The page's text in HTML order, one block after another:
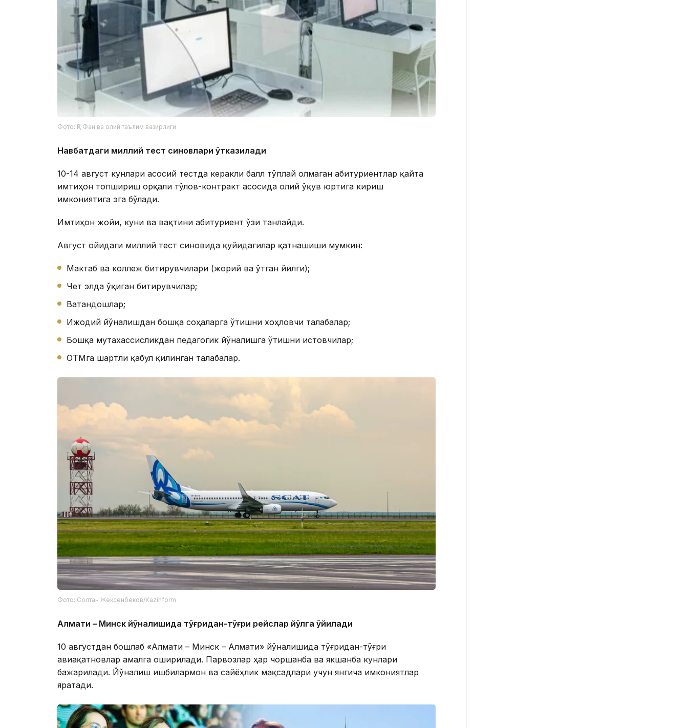
Фото: ҚР Фан ва олий таълим вазирлиги
Навбатдаги миллий тест синовлари ўтказилади
10-14 август кунлари асосий тестда керакли балл тўплай олмаган абитуриентлар қайта
имтиҳон топшириш орқали тўлов-контракт асосида олий ўқув юртига кириш
имкониятига эга бўлади.
Имтиҳон жойи, куни ва вақтини абитуриент ўзи танлайди.
Август ойидаги миллий тест синовида қуйидагилар қатнашиши мумкин:
Мактаб ва коллеж битирувчилари (жорий ва ўтган йилги);
Чет элда ўқиган битирувчилар;
Ватандошлар;
Ижодий йўналишдан бошқа соҳаларга ўтишни хоҳловчи талабалар;
Бошқа мутахассисликдан педагогик йўналишга ўтишни истовчилар;
ОТМга шартли қабул қилинган талабалар.
Фото: Солтан Жексенбеков/Kazinform
Алмати – Минск йўналишида тўғридан-тўғри рейслар йўлга қўйилади
10 августдан бошлаб «Алмати – Минск – Алмати» йўналишида тўғридан-тўғри
авиақатновлар амалга оширилади. Парвозлар ҳар чоршанба ва якшанба кунлари
бажарилади. Йўналиш ишбилармон ва сайёҳлик мақсадлари учун янгича имкониятлар
яратади.